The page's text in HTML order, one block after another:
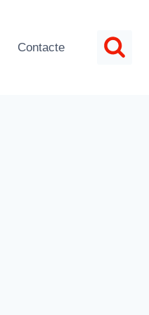
Contacte